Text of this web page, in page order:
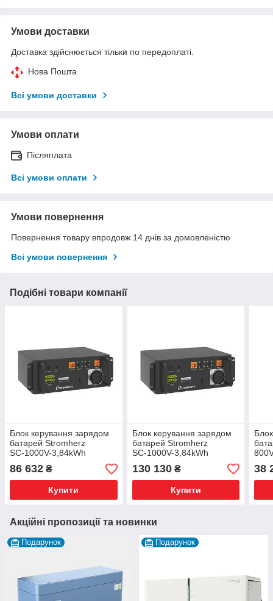
Умови доставки
Доставка здійснюється тільки по передоплаті.
Нова Пошта
Всі умови доставки
Умови оплати
Післяплата
Всі умови оплати
Умови повернення
Повернення товару впродовж 14 днів за домовленістю
Всі умови повернення
Подібні товари компанії
Блок керування зарядом
батарей Stromherz
SС-1000V-3,84kWh
(GEN3) SUB
86 632 ₴
Купити
Блок керування зарядом
батарей Stromherz
SС-1000V-3,84kWh
(GEN3) Master
130 130₴
Купити
38
Акційні пропозиції та новинки
Подарунок Подарунок